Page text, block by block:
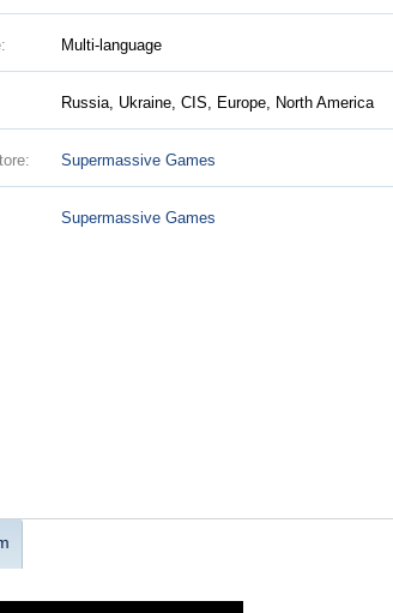
Multi-language
Russia, Ukraine, CIS, Europe, North America
Supermassive Games
Supermassive Games